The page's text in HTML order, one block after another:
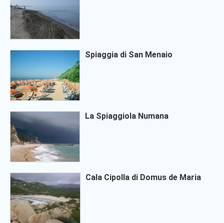
Spiaggia di San Menaio
La Spiaggiola Numana
Cala Cipolla di Domus de Maria